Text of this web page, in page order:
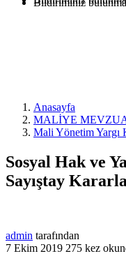
Bildiriminiz
Anasayfa
MALİYE
Mali Yönetim Yargı
Sosyal Hak ve
Sayıştay
admin tarafından
7 Ekim 2019 275 kez